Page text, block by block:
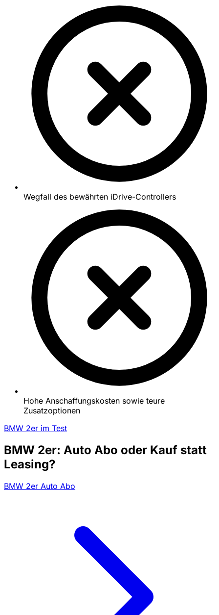
Wegfall des bewährten iDrive-Controllers
Hohe Anschaffungskosten sowie teure
Zusatzoptionen
BMW 2er im Test
BMW 2er: Auto Abo oder Kauf statt
Leasing?
BMW 2er Auto Abo